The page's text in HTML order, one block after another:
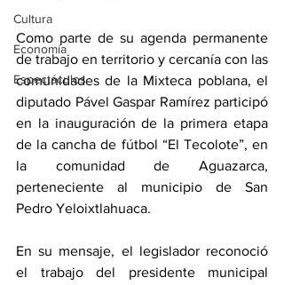
Cultura
Economía
Espectáculos
Como parte de su agenda permanente
de trabajo en territorio y cercanía con las
comunidades de la Mixteca poblana, el
diputado Pável Gaspar Ramírez participó
en la inauguración de la primera etapa
de la cancha de fútbol “El Tecolote”, en
la comunidad de Aguazarca,
perteneciente al municipio de San
Pedro Yeloixtlahuaca.
En su mensaje, el legislador reconoció
el trabajo del presidente municipal